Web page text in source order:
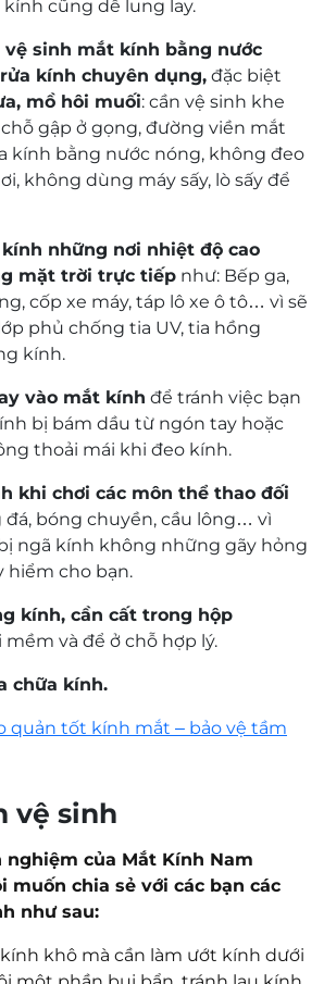
cũng dễ lung lay.
vệ sinh mắt kính bằng nước
kính chuyên dụng, đặc biệt
mồ hôi muối: cần vệ sinh khe
gập ở gọng, đường viền mắt
kính bằng nước nóng, không đeo
không dùng máy sấy, lò sấy để
những nơi nhiệt độ cao
mặt trời trực tiếp như: Bếp ga,
cốp xe máy, táp lô xe ô tô… vì sẽ
phủ chống tia UV, tia hồng
kính.
vào mắt kính để tránh việc bạn
bị bám dầu từ ngón tay hoặc
thoải mái khi đeo kính.
khi chơi các môn thể thao đối
bóng chuyền, cầu lông… vì
ngã kính không những gãy hỏng
hiểm cho bạn.
kính, cần cất trong hộp
mềm và để ở chỗ hợp lý.
chữa kính.
quản tốt kính mắt – bảo vệ tầm
vệ sinh
của Mắt Kính Nam
muốn chia sẻ với các bạn các
như sau:
khô mà cần làm ướt kính dưới